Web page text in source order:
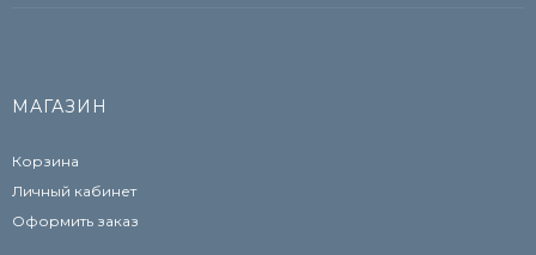
МАГАЗИН
Корзина
Личный кабинет
Оформить заказ